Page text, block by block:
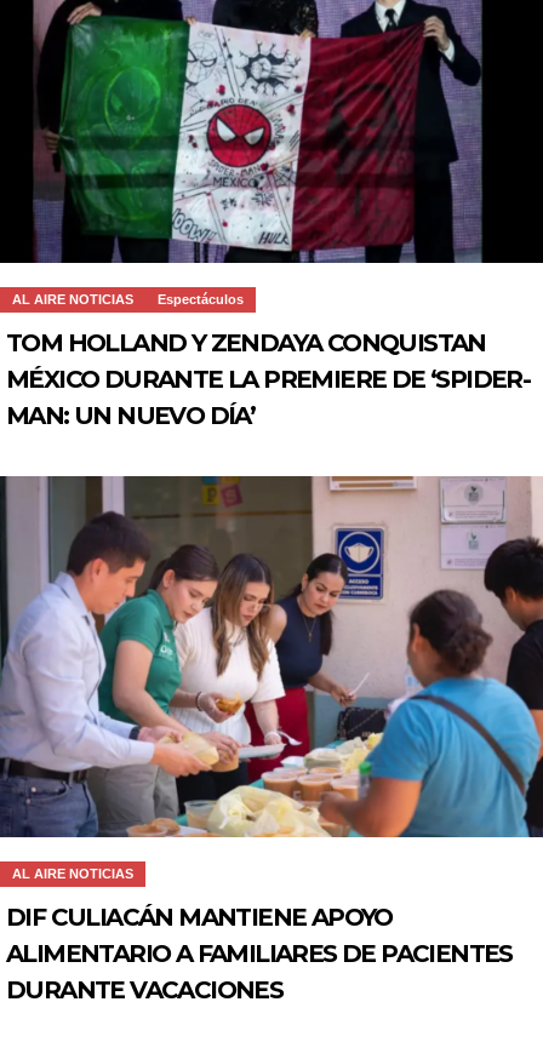
AL AIRE NOTICIAS Espectáculos
TOM HOLLAND Y ZENDAYA CONQUISTAN
MÉXICO DURANTE LA PREMIERE DE ‘SPIDER-
MAN: UN NUEVO DÍA’
AL AIRE NOTICIAS
DIF CULIACÁN MANTIENE APOYO
ALIMENTARIO A FAMILIARES DE PACIENTES
DURANTE VACACIONES